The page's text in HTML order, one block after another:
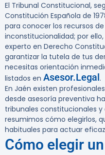
El Tribunal Constitucional,
Constitución Española de
para conocer los recursos
inconstitucionalidad; por
experto en Derecho
garantizar la tutela de tus
necesitas orientación
listados en Asesor.Legal.
En Jaén existen
desde asesoría preventiva
tribunales constitucionales
resumimos cómo elegirlos,
habituales para actuar
Cómo elegir